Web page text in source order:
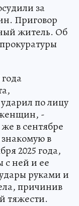
за
Приговор
житель. Об
по лицу
женщин, -
в сентябре
в
2025 года,
с ней и ее
руками и
причинив
тяжести.